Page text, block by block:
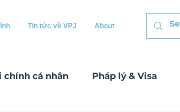
Tin tức về VPJ About
chính cá nhân Pháp lý & Visa